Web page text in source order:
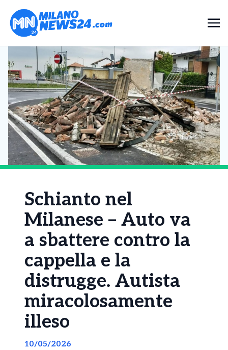
Schianto nel
Milanese – Auto va
a sbattere contro la
cappella e la
distrugge. Autista
miracolosamente
illeso
10/05/2026